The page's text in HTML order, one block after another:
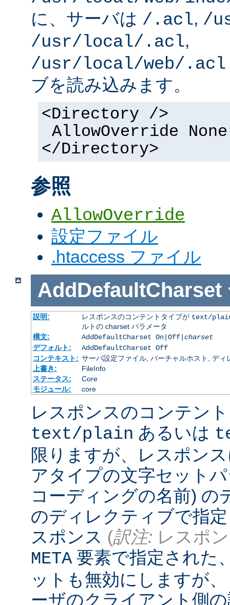
に、サーバは /.acl, /
/usr/local/.acl,
/usr/local/web/.acl
ブを読み込みます。
<Directory />
AllowOverride None
</Directory>
参照
AllowOverride
設定ファイル
.htaccess ファイル
AddDefaultCharset
説明: レスポンスのコンテントタイプが text/
ルトの charset パラメータ
構文:
AddDefaultCharset On|Off| charset
デフォルト:
AddDefaultCharset Off
コンテキスト: サーバ設定ファイル, バーチャルホスト, ディ
上書き:
FileInfo
ステータス:
Core
モジュール:
core
レスポンスのコンテン
text/plain あるいは
限りますが、レスポン
アタイプの文字セット
コーディングの名前) の
のディレクティブで指
スポンス (訳注: レスポ
META 要素で指定された
ットも無効にしますが
ーザのクライアント側